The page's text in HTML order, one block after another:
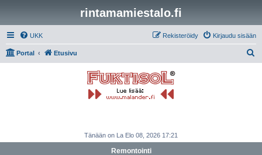
rintamamiestalo.fi
UKK Kirjaudu sisään
Rekisteröidy
Portal Etusivu
Tänään on La Elo 08, 2026 17:21
Remontointi